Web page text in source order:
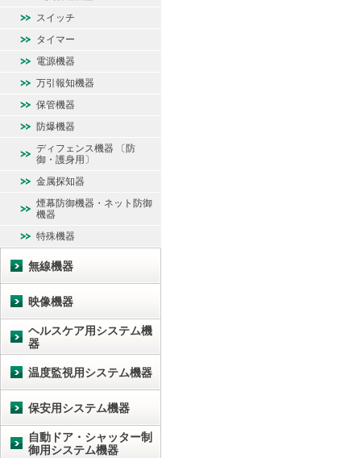
スイッチ
タイマー
電源機器
万引報知機器
保管機器
防爆機器
ディフェンス機器 〔防
御・護身用〕
金属探知器
煙幕防御機器・ネット防御
機器
特殊機器
無線機器
映像機器
ヘルスケア用システム機
器
温度監視用システム機器
保安用システム機器
自動ドア・シャッター制
御用システム機器